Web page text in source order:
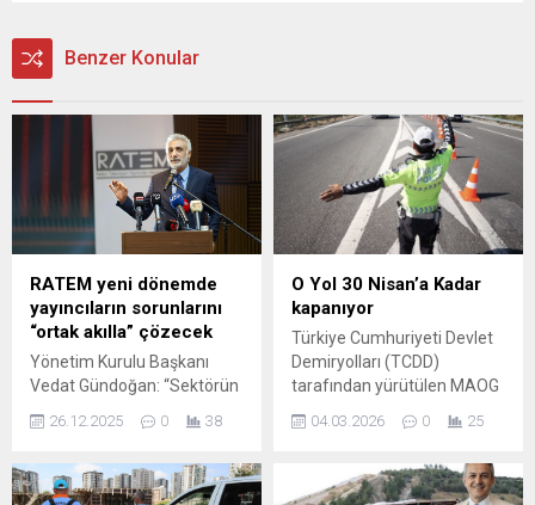
Benzer Konular
RATEM yeni dönemde
yayıncıların sorunlarını
“ortak akılla” çözecek
Yönetim Kurulu Başkanı
Vedat Gündoğan: “Sektörün
güven duygusunu pekiştiren
hedefliyoruz. Yönetim
26.12.2025 0 38
O Yol 30 Nisan’a Kadar
kapanıyor
Türkiye Cumhuriyeti Devlet
Demiryolları (TCDD)
tarafından yürütülen MAOG
Hattı inşaatı kapsamında
imalat çalışmaları nedeniyle
04.03.2026 0 25